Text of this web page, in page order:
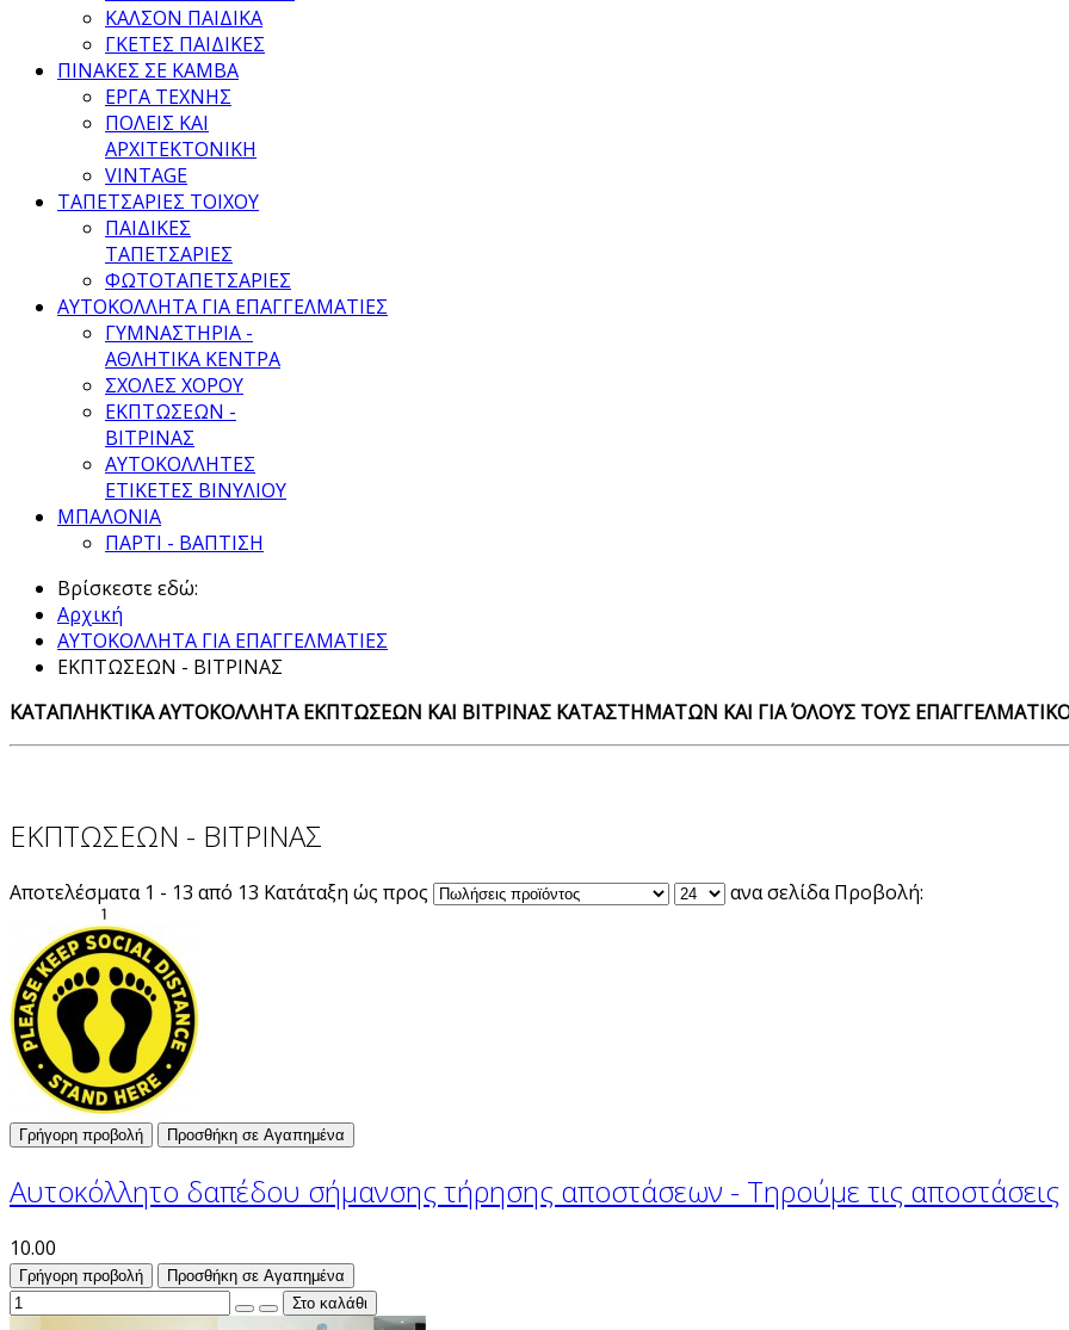
ΚΑΛΣΟΝ ΠΑΙΔΙΚΑ
ΓΚΕΤΕΣ ΠΑΙΔΙΚΕΣ
ΠΙΝΑΚΕΣ ΣΕ ΚΑΜΒΑ
ΕΡΓΑ ΤΕΧΝΗΣ
ΠΟΛΕΙΣ ΚΑΙ
ΑΡΧΙΤΕΚΤΟΝΙΚΗ
VINTAGE
ΤΑΠΕΤΣΑΡΙΕΣ ΤΟΙΧΟΥ
ΠΑΙΔΙΚΕΣ
ΤΑΠΕΤΣΑΡΙΕΣ
ΦΩΤΟΤΑΠΕΤΣΑΡΙΕΣ
ΑΥΤΟΚΟΛΛΗΤΑ ΓΙΑ ΕΠΑΓΓΕΛΜΑΤΙΕΣ
ΓΥΜΝΑΣΤΗΡΙΑ -
ΑΘΛΗΤΙΚΑ ΚΕΝΤΡΑ
ΣΧΟΛΕΣ ΧΟΡΟΥ
ΕΚΠΤΩΣΕΩΝ -
ΒΙΤΡΙΝΑΣ
ΑΥΤΟΚΟΛΛΗΤΕΣ
ΕΤΙΚΕΤΕΣ ΒΙΝΥΛΙΟΥ
ΜΠΑΛΟΝΙΑ
ΠΑΡΤΙ - ΒΑΠΤΙΣΗ
Βρίσκεστε εδώ:
Αρχική
ΑΥΤΟΚΟΛΛΗΤΑ ΓΙΑ ΕΠΑΓΓΕΛΜΑΤΙΕΣ
ΕΚΠΤΩΣΕΩΝ - ΒΙΤΡΙΝΑΣ
ΚΑΤΑΠΛΗΚΤΙΚΑ ΑΥΤΟΚΟΛΛΗΤΑ ΕΚΠΤΩΣΕΩΝ ΚΑΙ ΒΙΤΡΙΝΑΣ ΚΑΤΑΣΤΗΜΑΤΩΝ ΚΑΙ ΓΙΑ ΌΛΟΥΣ ΤΟΥΣ
ΕΚΠΤΩΣΕΩΝ - ΒΙΤΡΙΝΑΣ
Αποτελέσματα 1 - 13 από 13 Κατάταξη ώς προς ανα σελίδα Προβολή:
Γρήγορη προβολή Προσθήκη σε Αγαπημένα
Αυτοκόλλητο δαπέδου σήμανσης τήρησης αποστάσεων - Τηρούμε τις αποστάσεις
10.00
Γρήγορη προβολή Προσθήκη σε Αγαπημένα